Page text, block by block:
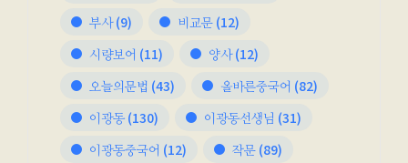
부사(9) 비교문 (12)
시량보어 (11) 양사(12)
오늘의문법 (43) 올바른중국어 (82)
이광동 (130) 이광동선생님 (31)
이광동중국어 (12) 작문 (89)